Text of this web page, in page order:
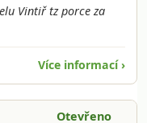
Vintiř tz porce za
Více informací ›
Otevřeno